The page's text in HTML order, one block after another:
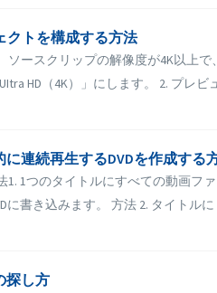
クトを構成する方法
ソースクリップの解像度が4K以上
HD（4K）」にします。 2. プレ
連続再生するDVDを作成する
1. 1つのタイトルにすべての動画
に書き込みます。 方法 2. タイトル
探し方